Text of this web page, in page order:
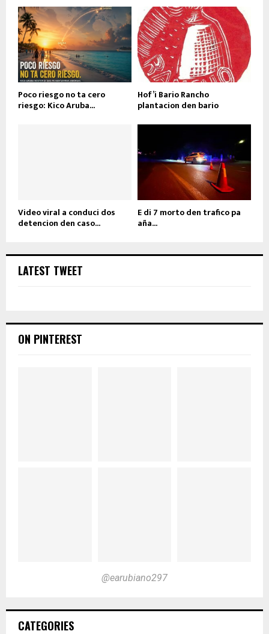
Poco riesgo no ta cero
riesgo: Kico Aruba...
Hof’i Bario Rancho
plantacion den bario
Video viral a conduci dos
detencion den caso...
E di 7 morto den trafico pa
aña...
LATEST TWEET
ON PINTEREST
@earubiano297
CATEGORIES